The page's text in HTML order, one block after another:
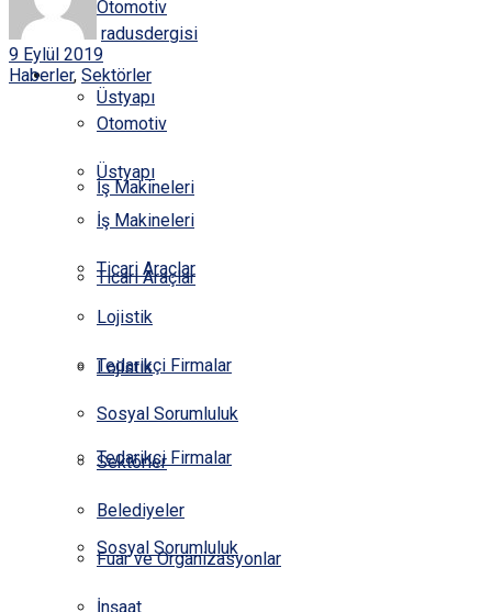
KÜNYE
HABERLER
Otomotiv
Üstyapı
İş Makineleri
Ticari Araçlar
Lojistik
Tedarikçi Firmalar
Sosyal Sorumluluk
Sektörler
Belediyeler
Fuar ve Organizasyonlar
İnşaat
Otomotiv
Üstyapı
İş Makineleri
Ticari Araçlar
Lojistik
Tedarikçi Firmalar
Sosyal Sorumluluk
radusdergisi
9 Eylül 2019
Haberler, Sektörler